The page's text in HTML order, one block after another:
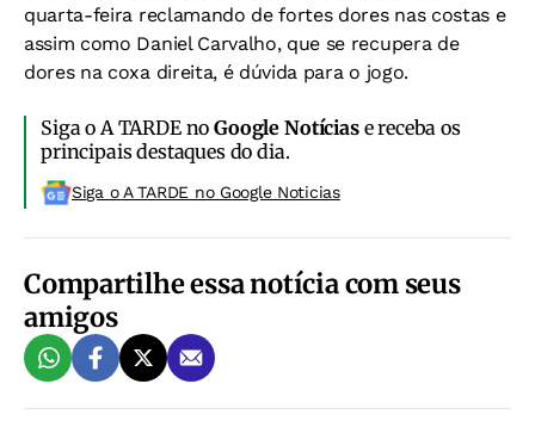
quarta-feira reclamando de fortes dores nas costas e
assim como Daniel Carvalho, que se recupera de
dores na coxa direita, é dúvida para o jogo.
Siga o A TARDE noGoogle Notíciase receba os
principais destaques do dia.
Siga o A TARDE no Google Noticias
Compartilhe essa notícia com seus
amigos